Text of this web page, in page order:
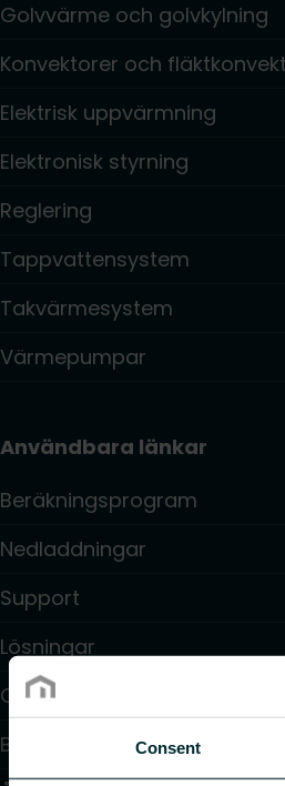
Consent
Golvvärme och golvkylning
Konvektorer och
Elektrisk uppvärmning
Elektronisk styrning
Reglering
Tappvattensystem
Takvärmesystem
Värmepumpar
Användbara länkar
Beräkningsprogram
Nedladdningar
Support
Lösningar
Om oss
Blogg: Inspiration och insikter